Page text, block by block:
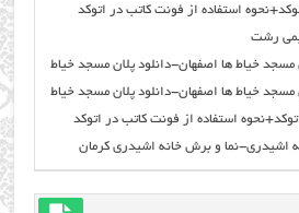
استفاده از فونت کاتب در اتوکد
رشت
مسجد خیاط ها اصفهان-دانلود پلان مسجد خیاط
مسجد خیاط ها اصفهان-دانلود پلان مسجد خیاط
استفاده از فونت کاتب در اتوکد
اشیدری-نما و برش خانه اشیدری کرمان